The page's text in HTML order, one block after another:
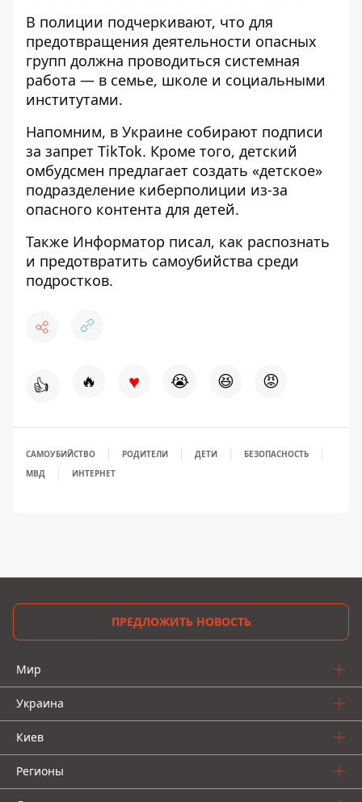
В полиции подчеркивают, что для
предотвращения деятельности опасных
групп должна проводиться системная
работа — в семье, школе и социальными
институтами.
Напомним, в Украине собирают подписи
за запрет TikTok. Кроме того, детский
омбудсмен предлагает создать «детское»
подразделение киберполиции из-за
опасного контента для детей.
Также Информатор писал, как распознать
и предотвратить самоубийства среди
подростков.
👍 🔥 ♥ 😭 😆 😡
САМОУБИЙСТВО РОДИТЕЛИ ДЕТИ
БЕЗОПАСНОСТЬ
МВД
ИНТЕРНЕТ
ПРЕДЛОЖИТЬ НОВОСТЬ
Мир
Украина
Киев
Регионы